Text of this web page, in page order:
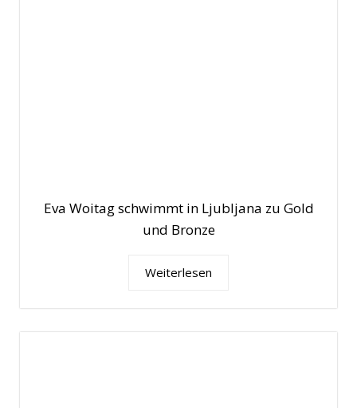
Eva Woitag schwimmt in Ljubljana zu Gold
und Bronze
Weiterlesen